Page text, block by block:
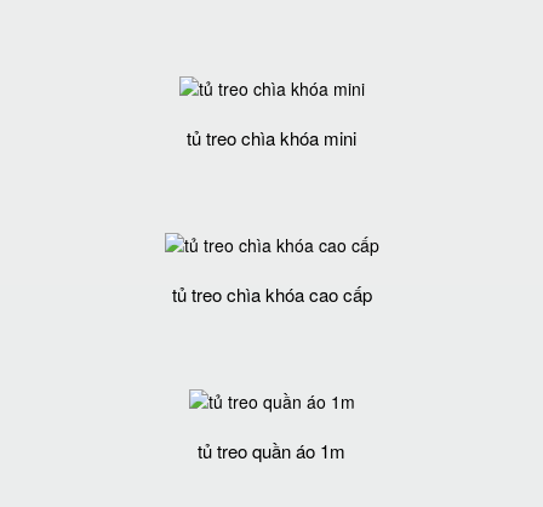
tủ treo chìa khóa mini
tủ treo chìa khóa cao cấp
tủ treo quần áo 1m